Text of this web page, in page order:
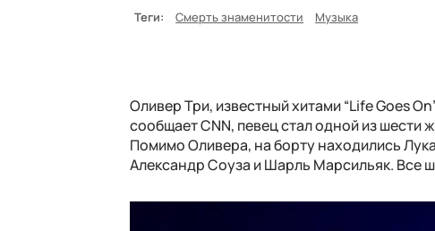
Теги:
Смерть знаменитости Музыка
Оливер Три, известный хитами “Life Goes
сообщает CNN, певец стал одной из
Помимо Оливера, на борту находились
Александр Соуза и Шарль Марсильяк. Все